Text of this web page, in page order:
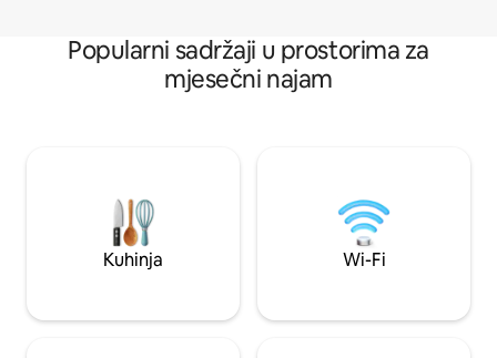
Popularni sadržaji u prostorima za
mjesečni najam
Kuhinja Wi-Fi